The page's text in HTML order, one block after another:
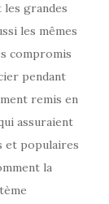
les grandes
les mêmes
compromis
pendant
remis en
assuraient
et populaires
la